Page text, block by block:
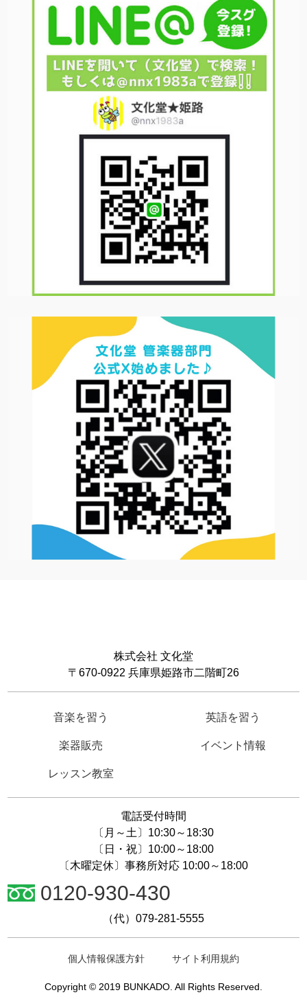
株式会社 文化堂
〒670-0922 兵庫県姫路市二階町26
音楽を習う 英語を習う
楽器販売 イベント情報
レッスン教室
電話受付時間
〔月～土〕10:30～18:30
〔日・祝〕10:00～18:00
〔木曜定休〕事務所対応 10:00～18:00
0120-930-430
（代）079-281-5555
個人情報保護方針 サイト利用規約
Copyright © 2019 BUNKADO. All Rights Reserved.